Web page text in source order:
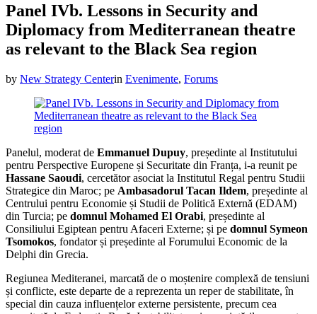
Panel IVb. Lessons in Security and
Diplomacy from Mediterranean theatre
as relevant to the Black Sea region
by New Strategy Centerin Evenimente, Forums
Panelul, moderat de Emmanuel Dupuy, președinte al Institutului
pentru Perspective Europene și Securitate din Franța, i-a reunit pe
Hassane Saoudi, cercetător asociat la Institutul Regal pentru Studii
Strategice din Maroc; pe Ambasadorul Tacan Ildem, președinte al
Centrului pentru Economie și Studii de Politică Externă (EDAM)
din Turcia; pe domnul Mohamed El Orabi, președinte al
Consiliului Egiptean pentru Afaceri Externe; și pe domnul Symeon
Tsomokos, fondator și președinte al Forumului Economic de la
Delphi din Grecia.
Regiunea Mediteranei, marcată de o moștenire complexă de tensiuni
și conflicte, este departe de a reprezenta un reper de stabilitate, în
special din cauza influențelor externe persistente, precum cea